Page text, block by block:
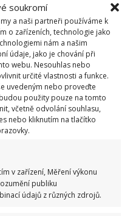
soukromí
a naši partneři používáme k
o zařízeních, technologie jako
nám a našim
údaje, jako je chování při
webu. Nesouhlas nebo
určité vlastnosti a funkce.
uvedeným nebo proveďte
použity pouze na tomto
včetně odvolání souhlasu,
nebo kliknutím na tlačítko
v zařízení, Měření výkonu
publiku
údajů z různých zdrojů.
hrozí za nesprávné sekání i
i na prostředku a lokaci
tábory za socialismu:
získá 12 ze 12 bodů
realitě za
autech v dobách